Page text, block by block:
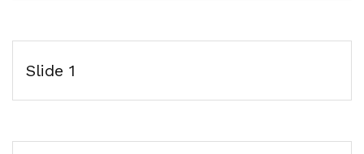
Slide 1